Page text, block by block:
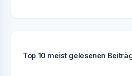
Top 10 meist gelesenen